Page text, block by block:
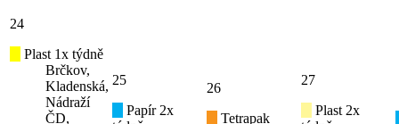
24
Plast 1x týdně
Brčkov,
Kladenská,
Nádraží
ČD,
25
Papír 2x
26
Tetrapak
27
Plast 2x